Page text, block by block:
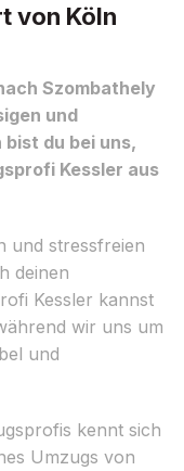
von Köln
Szombathely
und
du bei uns,
Kessler aus
und stressfreien
deinen
Kessler kannst
wir uns um
und
kennt sich
Umzugs von